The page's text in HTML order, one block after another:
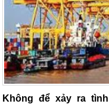
Không để xảy ra